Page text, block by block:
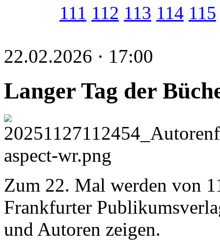
111 112 113 114 115
22.02.2026 · 17:00
Langer Tag der
Zum 22. Mal werden von
Frankfurter
und Autoren zeigen.